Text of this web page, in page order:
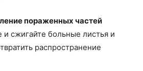
пораженных частей
и сжигайте больные листья и
распространение